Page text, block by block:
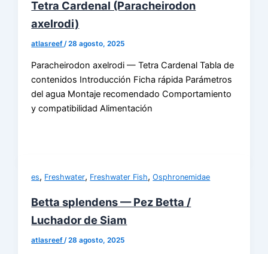
Tetra Cardenal (Paracheirodon
axelrodi)
atlasreef/28 agosto, 2025
Paracheirodon axelrodi — Tetra Cardenal Tabla de
contenidos Introducción Ficha rápida Parámetros
del agua Montaje recomendado Comportamiento
y compatibilidad Alimentación
es, Freshwater, Freshwater Fish,Osphronemidae
Betta splendens — Pez Betta /
Luchador de Siam
atlasreef /28 agosto, 2025